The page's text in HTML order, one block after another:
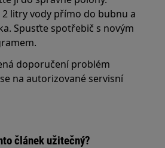
2 litry vody přímo do bubnu a
Spusťte spotřebič s novým
doporučení problém
na autorizované servisní
článek užitečný?